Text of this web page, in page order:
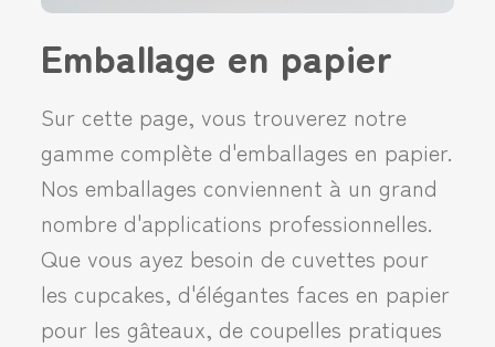
Emballage en papier
Sur cette page, vous trouverez notre
gamme complète d'emballages en papier.
Nos emballages conviennent à un grand
nombre d'applications professionnelles.
Que vous ayez besoin de cuvettes pour
les cupcakes, d'élégantes faces en papier
pour les gâteaux, de coupelles pratiques